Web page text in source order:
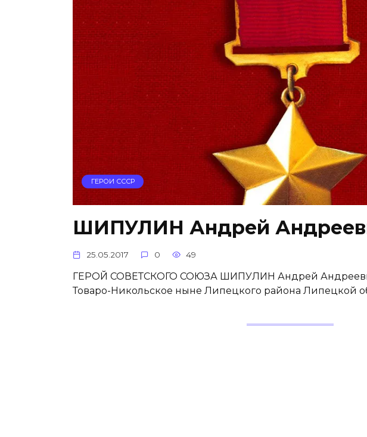
ГЕРОИ СССР
ШИПУЛИН Андрей
25.05.2017 0 49
ГЕРОЙ СОВЕТСКОГО СОЮЗА ШИПУЛИН Андрей
Товаро-Никольское ныне Липецкого района Липецкой